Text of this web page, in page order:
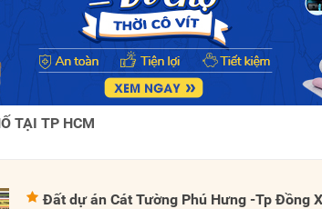
TẠI TP HCM
Đất dự án Cát Tường Phú Hưng -Tp Đồng